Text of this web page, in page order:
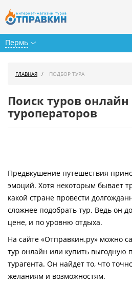
Пермь
Горящие туры
Страны
Как купить
Контакты
ГЛАВНАЯ ПОДБОР ТУРА
Поиск туров онлайн
туроператоров
Предвкушение путешествия
эмоций. Хотя некоторым бывает
какой стране провести
сложнее подобрать тур. Ведь он
цене, и по уровню отдыха.
На сайте «Отправкин.ру» можно
тур онлайн или купить выгодную
турагента. Он найдет то, что
желаниям и возможностям.